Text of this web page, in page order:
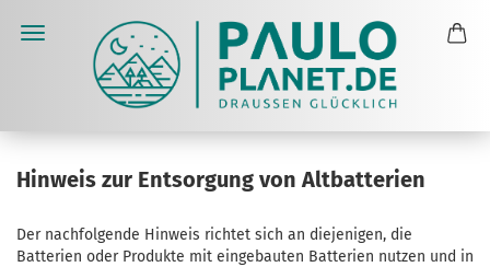
Hinweis zur Entsorgung von Altbatterien
Der nachfolgende Hinweis richtet sich an diejenigen, die
Batterien oder Produkte mit eingebauten Batterien nutzen und in